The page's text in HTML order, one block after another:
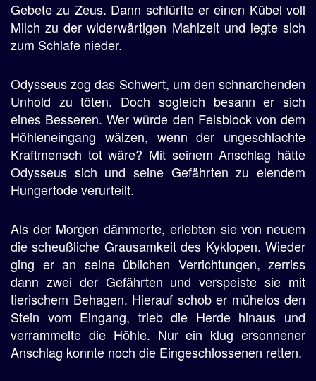
Gebete zu Zeus. Dann schlürfte er einen Kübel voll
Milch zu der widerwärtigen Mahlzeit und legte sich
zum Schlafe nieder.
Odysseus zog das Schwert, um den schnarchenden
Unhold zu töten. Doch sogleich besann er sich
eines Besseren. Wer würde den Felsblock von dem
Höhleneingang wälzen, wenn der ungeschlachte
Kraftmensch tot wäre? Mit seinem Anschlag hätte
Odysseus sich und seine Gefährten zu elendem
Hungertode verurteilt.
Als der Morgen dämmerte, erlebten sie von neuem
die scheußliche Grausamkeit des Kyklopen. Wieder
ging er an seine üblichen Verrichtungen, zerriss
dann zwei der Gefährten und verspeiste sie mit
tierischem Behagen. Hierauf schob er mühelos den
Stein vom Eingang, trieb die Herde hinaus und
verrammelte die Höhle. Nur ein klug ersonnener
Anschlag konnte noch die Eingeschlossenen retten.